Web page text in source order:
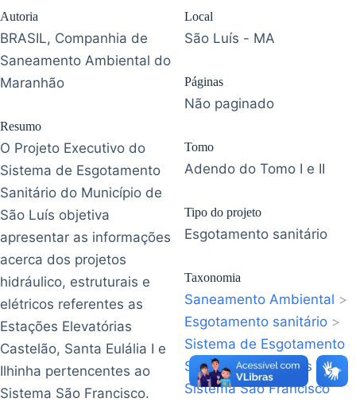
Autoria
BRASIL, Companhia de
Saneamento Ambiental do
Maranhão
Resumo
O Projeto Executivo do
Sistema de Esgotamento
Sanitário do Município de
São Luís objetiva
apresentar as informações
acerca dos projetos
hidráulico, estruturais e
elétricos referentes as
Estações Elevatórias
Castelão, Santa Eulália I e
Ilhinha pertencentes ao
Sistema São Francisco.
Local
São Luís - MA
Páginas
Não paginado
Tomo
Adendo do Tomo I e II
Tipo do projeto
Esgotamento sanitário
Taxonomia
Saneamento Ambiental >
Esgotamento sanitário >
Sistema de Esgotamento
Sanitário>São Luís >
Sistema São Francisco